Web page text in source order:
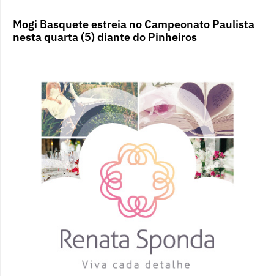
Mogi Basquete estreia no Campeonato Paulista
nesta quarta (5) diante do Pinheiros